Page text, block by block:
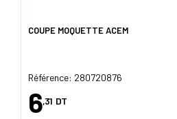
COUPE MOQUETTE ACEM
Référence: 280720876
6,31 DT